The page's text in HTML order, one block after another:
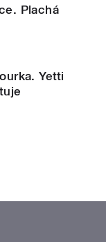
Plachá
Yetti